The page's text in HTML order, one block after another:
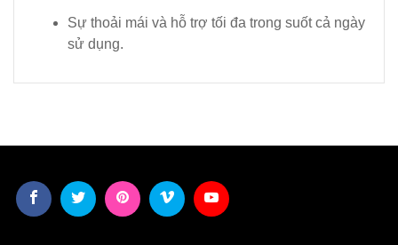
Sự thoải mái và hỗ trợ tối đa trong suốt cả ngày
sử dụng.